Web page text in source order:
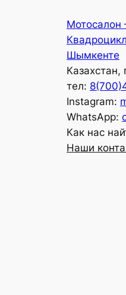
содержимому
Шымкенте
тел:
Instagram:
WhatsApp:
Как нас
Наши